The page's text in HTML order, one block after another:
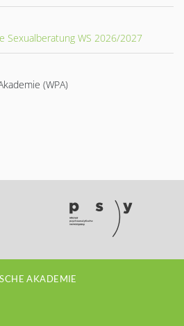
Sexualberatung WS 2026/2027
(WPA)
AKADEMIE